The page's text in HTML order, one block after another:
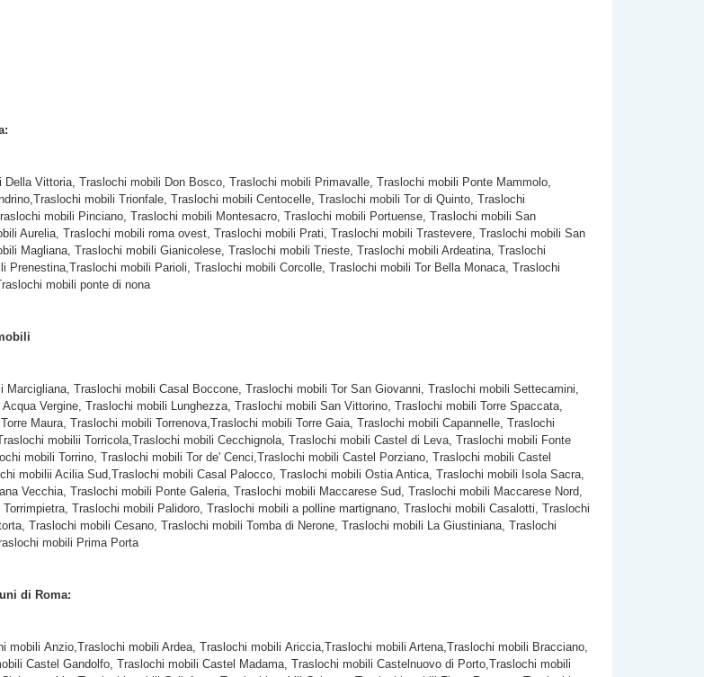
Vittoria, Traslochi mobili Don Bosco, Traslochi mobili Primavalle, Traslochi mobili Ponte Mammolo,
mobili Trionfale, Traslochi mobili Centocelle, Traslochi mobili Tor di Quinto, Traslochi
mobili Pinciano, Traslochi mobili Montesacro, Traslochi mobili Portuense, Traslochi mobili San
Aurelia, Traslochi mobili roma ovest, Traslochi mobili Prati, Traslochi mobili Trastevere, Traslochi mobili San
Magliana, Traslochi mobili Gianicolese, Traslochi mobili Trieste, Traslochi mobili Ardeatina, Traslochi
mobili Parioli, Traslochi mobili Corcolle, Traslochi mobili Tor Bella Monaca, Traslochi
mobili ponte di nona
Traslochi mobili Casal Boccone, Traslochi mobili Tor San Giovanni, Traslochi mobili Settecamini,
Vergine, Traslochi mobili Lunghezza, Traslochi mobili San Vittorino, Traslochi mobili Torre Spaccata,
Maura, Traslochi mobili Torrenova,Traslochi mobili Torre Gaia, Traslochi mobili Capannelle, Traslochi
mobilii Torricola,Traslochi mobili Cecchignola, Traslochi mobili Castel di Leva, Traslochi mobili Fonte
mobili Torrino, Traslochi mobili Tor de' Cenci,Traslochi mobili Castel Porziano, Traslochi mobili Castel
mobilii Acilia Sud,Traslochi mobili Casal Palocco, Traslochi mobili Ostia Antica, Traslochi mobili Isola Sacra,
Vecchia, Traslochi mobili Ponte Galeria, Traslochi mobili Maccarese Sud, Traslochi mobili Maccarese Nord,
Traslochi mobili Palidoro, Traslochi mobili a polline martignano, Traslochi mobili Casalotti, Traslochi
Traslochi mobili Cesano, Traslochi mobili Tomba di Nerone, Traslochi mobili La Giustiniana, Traslochi
mobili Prima Porta
di Roma:
Anzio,Traslochi mobili Ardea, Traslochi mobili Ariccia,Traslochi mobili Artena,Traslochi mobili Bracciano,
Castel Gandolfo, Traslochi mobili Castel Madama, Traslochi mobili Castelnuovo di Porto,Traslochi mobili